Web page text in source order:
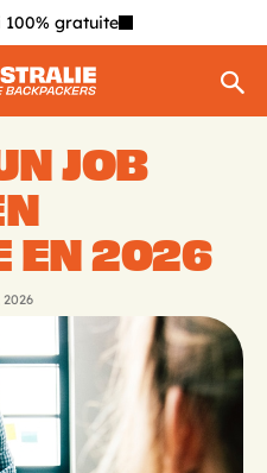
100% gratuite
JOB
EN 2026